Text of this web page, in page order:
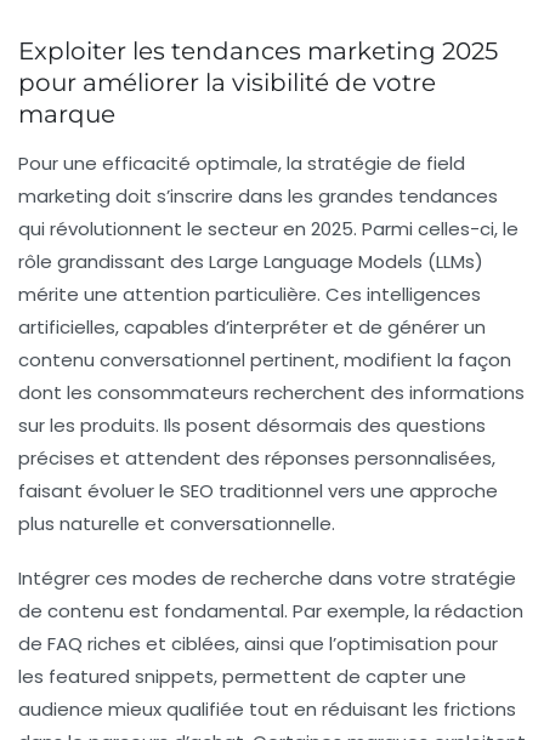
Exploiter les tendances marketing 2025
pour améliorer la visibilité de votre
marque
Pour une efficacité optimale, la stratégie de field
marketing doit s’inscrire dans les grandes tendances
qui révolutionnent le secteur en 2025. Parmi celles-ci, le
rôle grandissant des Large Language Models (LLMs)
mérite une attention particulière. Ces intelligences
artificielles, capables d’interpréter et de générer un
contenu conversationnel pertinent, modifient la façon
dont les consommateurs recherchent des informations
sur les produits. Ils posent désormais des questions
précises et attendent des réponses personnalisées,
faisant évoluer le SEO traditionnel vers une approche
plus naturelle et conversationnelle.
Intégrer ces modes de recherche dans votre stratégie
de contenu est fondamental. Par exemple, la rédaction
de FAQ riches et ciblées, ainsi que l’optimisation pour
les featured snippets, permettent de capter une
audience mieux qualifiée tout en réduisant les frictions